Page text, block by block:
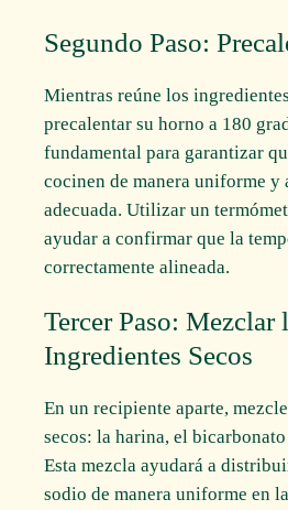
Segundo Paso:
Mientras reúne los
precalentar su horno a 180
fundamental para garantizar
cocinen de manera uniforme y
adecuada. Utilizar un
ayudar a confirmar que la
correctamente alineada.
Tercer Paso: Mezclar
Ingredientes Secos
En un recipiente aparte,
secos: la harina, el
Esta mezcla ayudará a
sodio de manera uniforme en